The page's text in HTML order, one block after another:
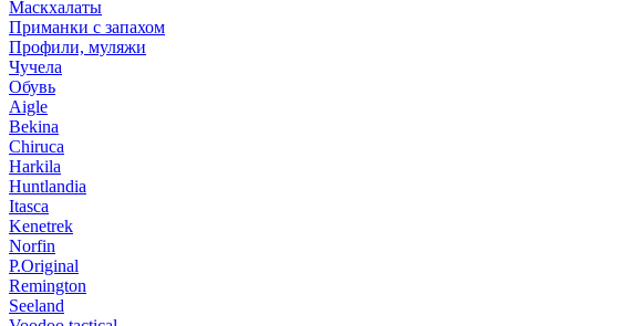
Маскхалаты
Приманки с запахом
Профили, муляжи
Чучела
Обувь
Aigle
Bekina
Chiruсa
Harkila
Huntlandia
Itasca
Kenetrek
Norfin
P.Original
Remington
Seeland